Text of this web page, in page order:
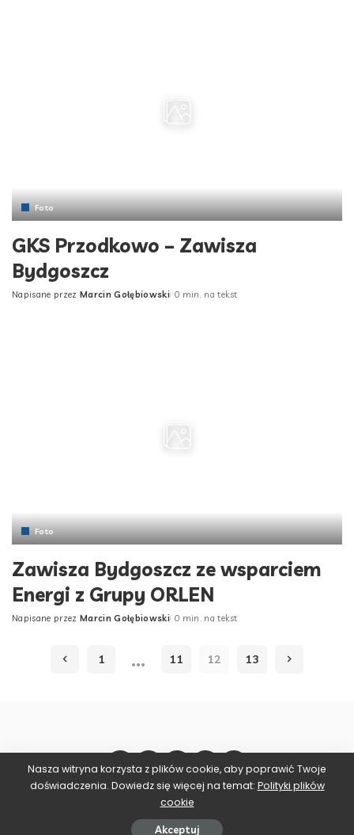
Foto
GKS Przodkowo – Zawisza
Bydgoszcz
Posted
Napisane przez Marcin Gołębiowski 0 min. na tekst
Foto
Zawisza Bydgoszcz ze wsparciem
Energi z Grupy ORLEN
Posted
Napisane przez Marcin Gołębiowski 0 min. na tekst
1 … 11 12 13
©2025 ZAWISZA BYDGOSZCZ
Nasza witryna korzysta z plików cookie, aby poprawić Twoje
doświadczenia. Dowiedz się więcej na temat: Polityki plików
cookie
Akceptuj